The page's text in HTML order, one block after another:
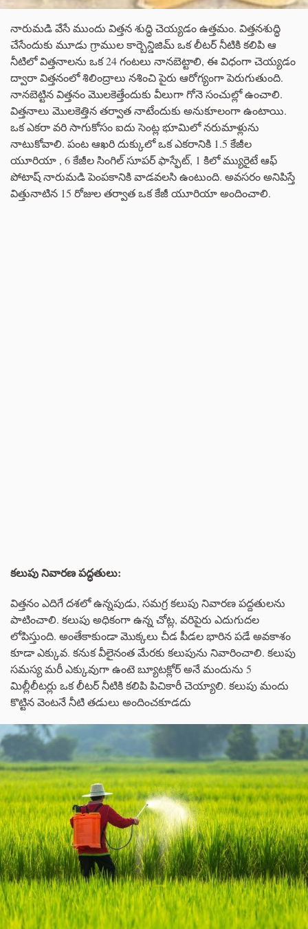
నారుమడి వేసే ముందు విత్తన శుద్ధి చెయ్యడం ఉత్తమం. విత్తనశుద్ధి
చేసేందుకు మూడు గ్రాముల కార్బెన్డిజిమ్ ఒక లీటర్ నీటికి కలిపి ఆ
నీటిలో విత్తనాలను ఒక 24 గంటలు నానబెట్టాలి, ఈ విధంగా చెయ్యడం
ద్వారా విత్తనంలో శిలింద్రాలు నశించి పైరు ఆరోగ్యంగా పెరుగుతుంది.
నానబెట్టిన విత్తనం మొలకెత్తేందుకు వీలుగా గోనె సంచుల్లో ఉంచాలి.
విత్తనాలు మొలకెత్తిన తర్వాత నాటేందుకు అనుకూలంగా ఉంటాయి.
ఒక ఎకరా వరి సాగుకోసం ఐదు సెంట్ల భూమిలో నరుమాళ్లును
నాటుకోవాలి. పంట ఆఖరి దుక్కులో ఒక ఎకరానికి 1.5 కేజీల
యూరియా , 6 కేజీల సింగిల్ సూపర్ ఫాస్ఫేట్, 1 కిలో మ్యురైటే ఆఫ్
పోటాష్ నారుమడి పెంపకానికి వాడవలసి ఉంటుంది. అవసరం అనిపిస్తే
విత్తునాటిన 15 రోజుల తర్వాత ఒక కేజీ యూరియా అందించాలి.
కలుపు నివారణ పద్ధతులు:
విత్తనం ఎదిగే దశలో ఉన్నపుడు, సమగ్ర కలుపు నివారణ పద్దతులను
పాటించాలి. కలుపు అధికంగా ఉన్న చోట్ల, వరిపైరు ఎదుగుదల
లోపిస్తుంది. అంతేకాకుండా మొక్కలు చీడ పీడల భారిన పడే అవకాశం
కూడా ఎక్కువ. కనుక వీలైనంత మేరకు కలుపును నివారించాలి. కలుపు
సమస్య మరీ ఎక్కువుగా ఉంటె బ్యూటక్లోర్ అనే మందును 5
మిల్లీలీటర్లు ఒక లీటర్ నీటికి కలిపి పిచికారీ చెయ్యాలి. కలుపు మందు
కొట్టిన వెంటనే నీటి తడులు అందించకూడదు